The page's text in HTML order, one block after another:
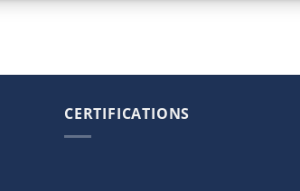
CERTIFICATIONS